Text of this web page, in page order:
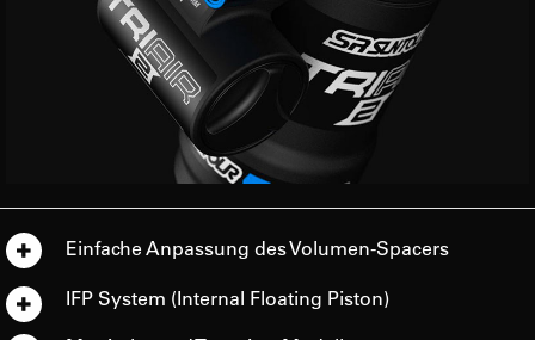
Einfache Anpassung des Volumen-Spacers
IFP System (Internal Floating Piston)